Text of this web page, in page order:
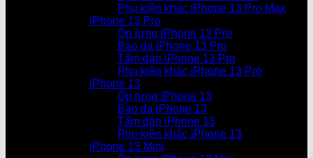
Phụ kiện khác iPhone 13 Pro Max
iPhone 13 Pro
Ốp lưng iPhone 13 Pro
Bao da iPhone 13 Pro
Tấm dán iPhone 13 Pro
Phụ kiện khác iPhone 13 Pro
iPhone 13
Ốp lưng iPhone 13
Bao da iPhone 13
Tấm dán iPhone 13
Phụ kiện khác iPhone 13
iPhone 13 Mini